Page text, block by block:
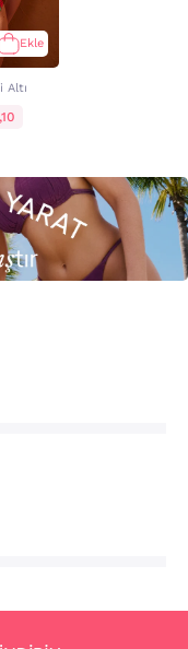
Ekle
Altı